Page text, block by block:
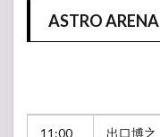
ASTRO ARENA
11:00 出口博之